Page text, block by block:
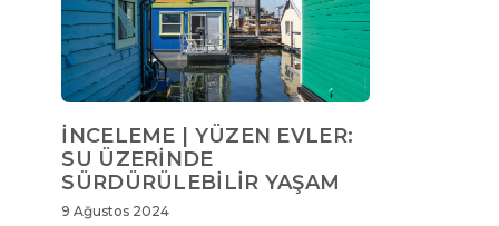
İNCELEME | YÜZEN EVLER:
SU ÜZERİNDE
SÜRDÜRÜLEBİLİR YAŞAM
9 Ağustos 2024